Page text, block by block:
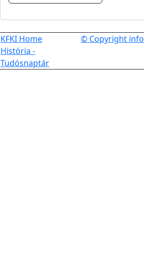
KFKI Home
História -
Tudósnaptár
© Copyright info